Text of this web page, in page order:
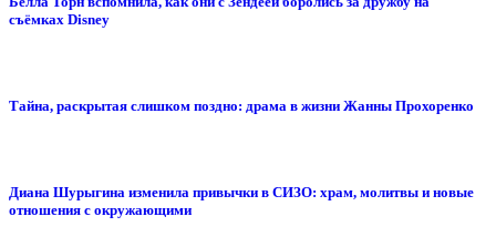
съёмках Disney
Тайна, раскрытая слишком поздно: драма в жизни Жанны Прохоренко
Диана Шурыгина изменила привычки в СИЗО: храм, молитвы и новые
отношения с окружающими